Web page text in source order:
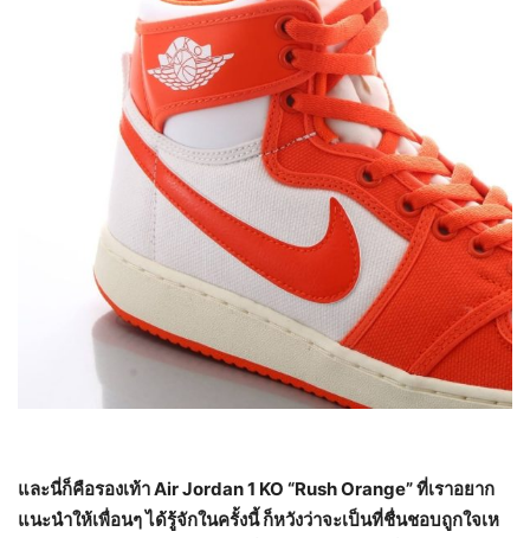
และนี่ก็คือรองเท้าAir Jordan 1 KO “Rush Orange”ที่เราอยาก
แนะนำให้เพื่อนๆ ได้รู้จักในครั้งนี้ ก็หวังว่าจะเป็นที่ชื่นชอบถูกใจเห